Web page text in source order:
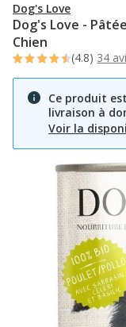
Dog's Love
Dog's Love -
Chien
(4.8) 34
Ce produit
livraison à
Voir la